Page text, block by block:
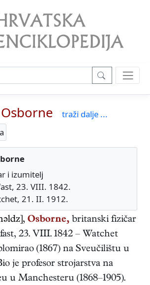
traži dalje ...
i izumitelj
23. VIII. 1842.
21. II. 1912.
Osborne, britanski fizičar
, 23. VIII. 1842 – Watchet
(1867) na Sveučilištu u
je profesor strojarstva na
u Manchesteru (1868–1905).